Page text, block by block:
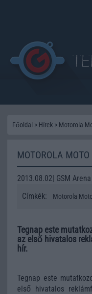
Főoldal > Hírek > Motorola
MOTOROLA
2013.08.02| GSM Arena
Címkék:
Motorola
Tegnap este
az első hivatalos
hír.
Tegnap este
első hivatalos